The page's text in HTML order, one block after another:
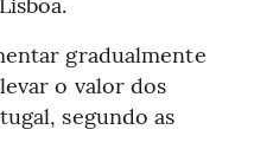
gradualmente
o valor dos
segundo as